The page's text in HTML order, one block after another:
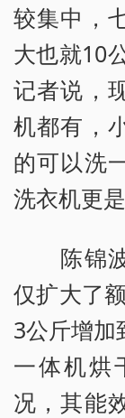
较集中，
大也就10
记者说，
机都有，
的可以洗
洗衣机更
陈锦波
仅扩大了
3公斤增加
一体机烘
况，其能